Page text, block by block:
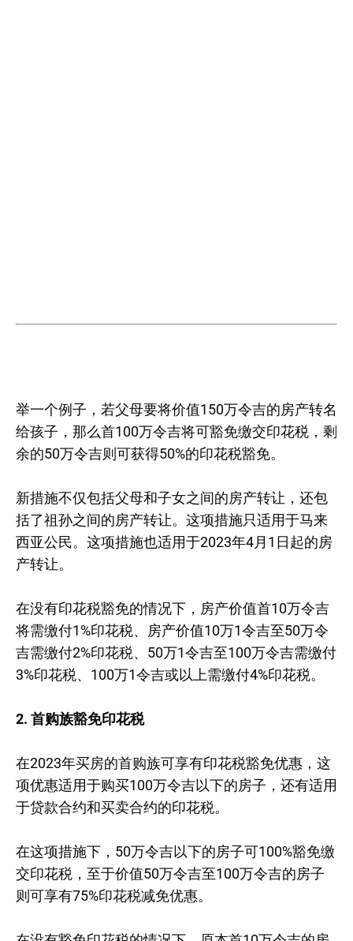
举一个例子，若父母要将价值150万令吉的房产转名
给孩子，那么首100万令吉将可豁免缴交印花税，剩
余的50万令吉则可获得50%的印花税豁免。
新措施不仅包括父母和子女之间的房产转让，还包
括了祖孙之间的房产转让。这项措施只适用于马来
西亚公民。这项措施也适用于2023年4月1日起的房
产转让。
在没有印花税豁免的情况下，房产价值首10万令吉
将需缴付1%印花税、房产价值10万1令吉至50万令
吉需缴付2%印花税、50万1令吉至100万令吉需缴付
3%印花税、100万1令吉或以上需缴付4%印花税。
2. 首购族豁免印花税
在2023年买房的首购族可享有印花税豁免优惠，这
项优惠适用于购买100万令吉以下的房子，还有适用
于贷款合约和买卖合约的印花税。
在这项措施下，50万令吉以下的房子可100%豁免缴
交印花税，至于价值50万令吉至100万令吉的房子
则可享有75%印花税减免优惠。